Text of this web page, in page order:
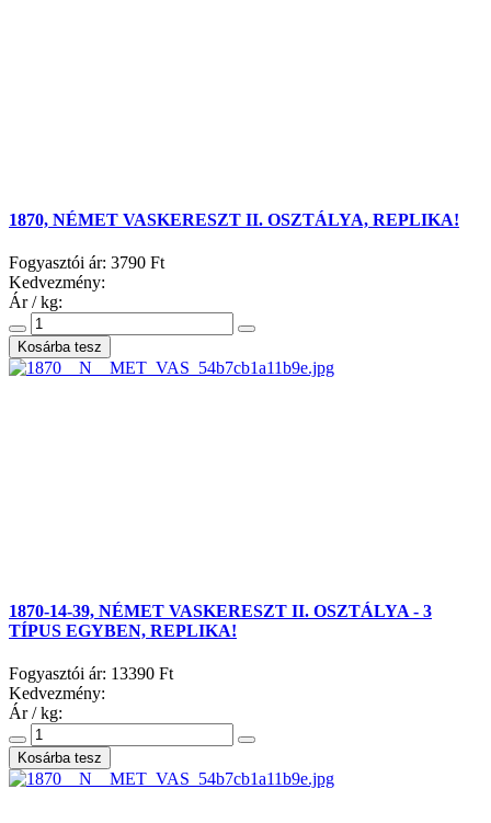
1870, NÉMET VASKERESZT II. OSZTÁLYA, REPLIKA!
Fogyasztói ár: 3790 Ft
Kedvezmény:
Ár / kg:
1870-14-39, NÉMET VASKERESZT II. OSZTÁLYA - 3
TÍPUS EGYBEN, REPLIKA!
Fogyasztói ár: 13390 Ft
Kedvezmény:
Ár / kg: